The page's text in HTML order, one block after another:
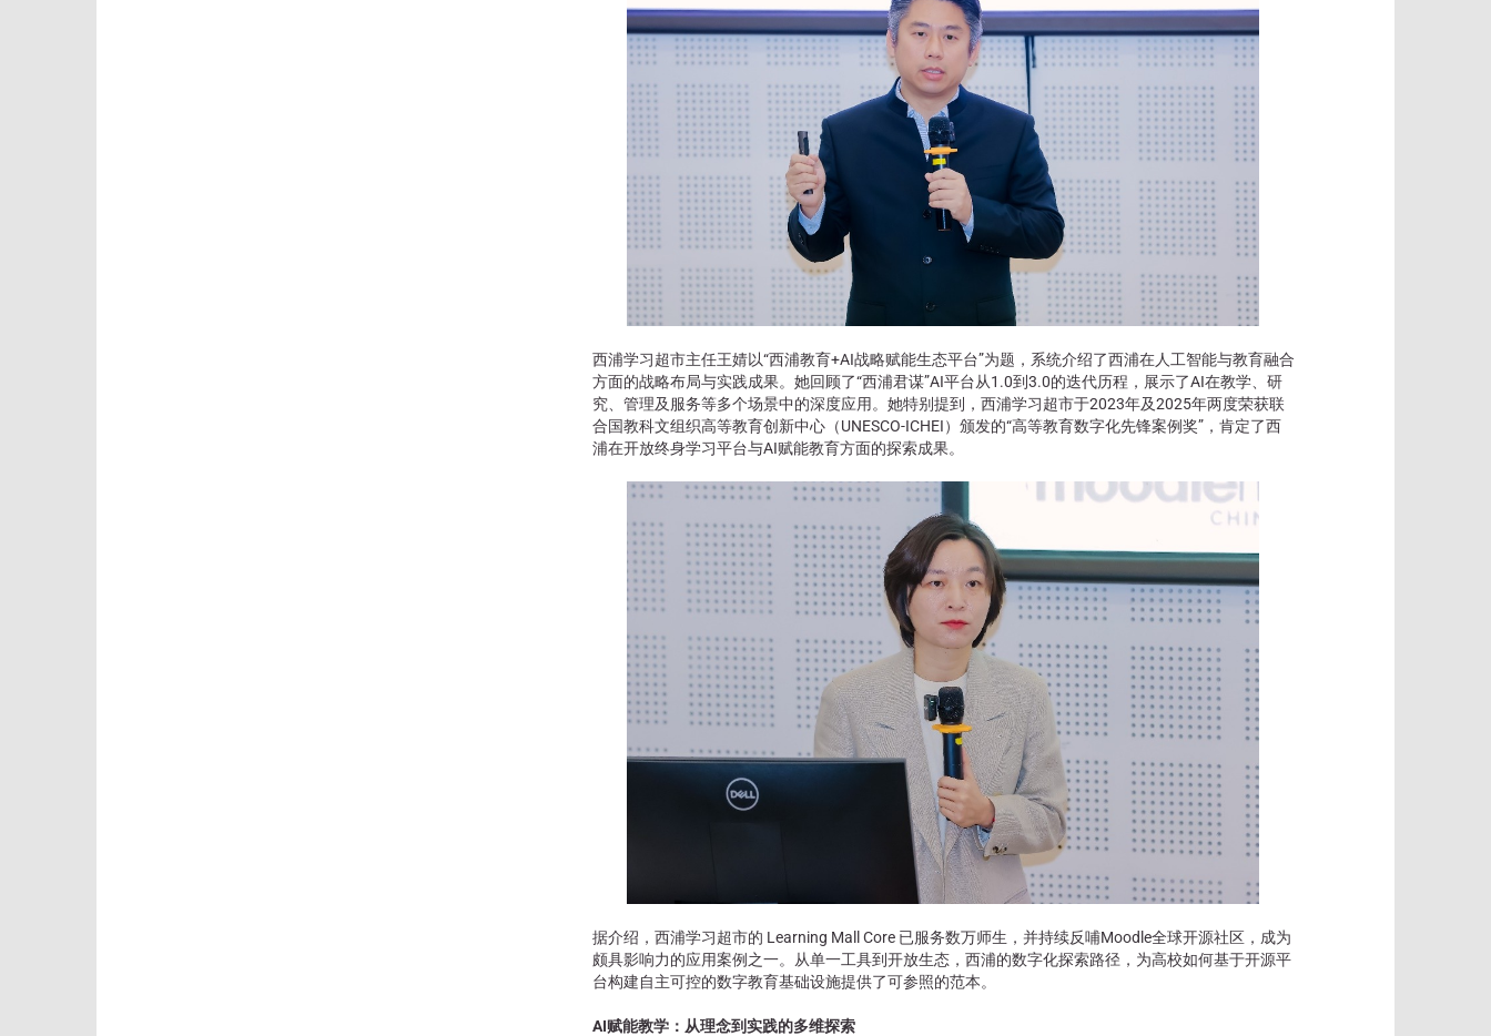
西浦学习超市主任王婧以“西浦教育+AI战略赋能生态平台”为题，系统介绍了西浦在人工智能与教育融合
方面的战略布局与实践成果。她回顾了“西浦君谋”AI平台从1.0到3.0的迭代历程，展示了AI在教学、研
究、管理及服务等多个场景中的深度应用。她特别提到，西浦学习超市于2023年及2025年两度荣获联
合国教科文组织高等教育创新中心（UNESCO-ICHEI）颁发的“高等教育数字化先锋案例奖”，肯定了西
浦在开放终身学习平台与AI赋能教育方面的探索成果。
据介绍，西浦学习超市的 Learning Mall Core 已服务数万师生，并持续反哺Moodle全球开源社区，成为
颇具影响力的应用案例之一。从单一工具到开放生态，西浦的数字化探索路径，为高校如何基于开源平
台构建自主可控的数字教育基础设施提供了可参照的范本。
AI赋能教学：从理念到实践的多维探索